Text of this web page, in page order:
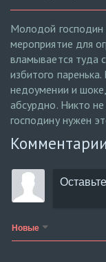
Молодой господин
мероприятие для
вламывается туда
избитого
недоумении и
абсурдно. Никто
господину нужен
Комментарии
Новые